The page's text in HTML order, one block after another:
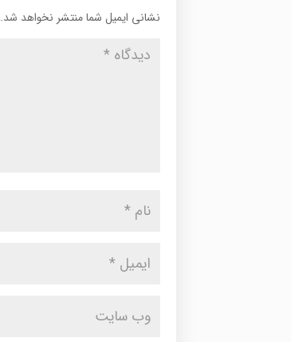
نشانی ایمیل شما منتشر نخواهد شد.